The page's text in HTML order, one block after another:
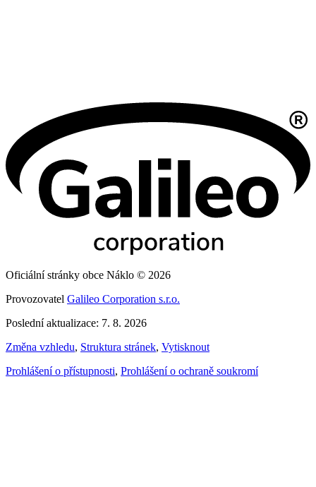
Oficiální stránky obce Náklo © 2026
Provozovatel Galileo Corporation s.r.o.
Poslední aktualizace: 7. 8. 2026
Změna vzhledu, Struktura stránek, Vytisknout
Prohlášení o přístupnosti, Prohlášení o ochraně soukromí